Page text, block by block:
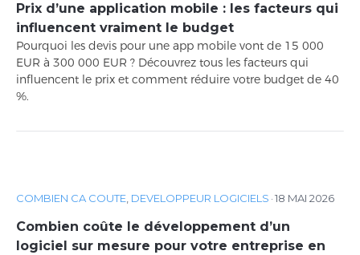
Prix d’une application mobile : les facteurs qui
influencent vraiment le budget
Pourquoi les devis pour une app mobile vont de 15 000
EUR à 300 000 EUR ? Découvrez tous les facteurs qui
influencent le prix et comment réduire votre budget de 40
%.
COMBIEN CA COUTE, DEVELOPPEUR LOGICIELS ·18 MAI 2026
Combien coûte le développement d’un
logiciel sur mesure pour votre entreprise en